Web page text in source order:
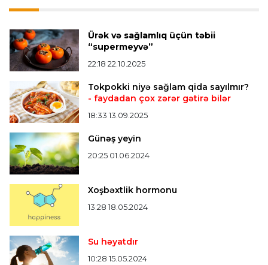
Ürək və sağlamlıq üçün təbii
“supermeyvə”
22:18 22.10.2025
Tokpokki niyə sağlam qida sayılmır?
- faydadan çox zərər gətirə bilər
18:33 13.09.2025
Günəş yeyin
20:25 01.06.2024
Xoşbəxtlik hormonu
13:28 18.05.2024
Su həyatdır
10:28 15.05.2024